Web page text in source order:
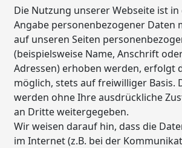
Die Nutzung unserer Webseite ist in
Angabe personenbezogener Daten
auf unseren Seiten
(beispielsweise Name, Anschrift
Adressen) erhoben werden, erfolgt
möglich, stets auf freiwilliger Basis.
werden ohne Ihre ausdrückliche
an Dritte weitergegeben.
Wir weisen darauf hin, dass die
im Internet (z.B. bei der